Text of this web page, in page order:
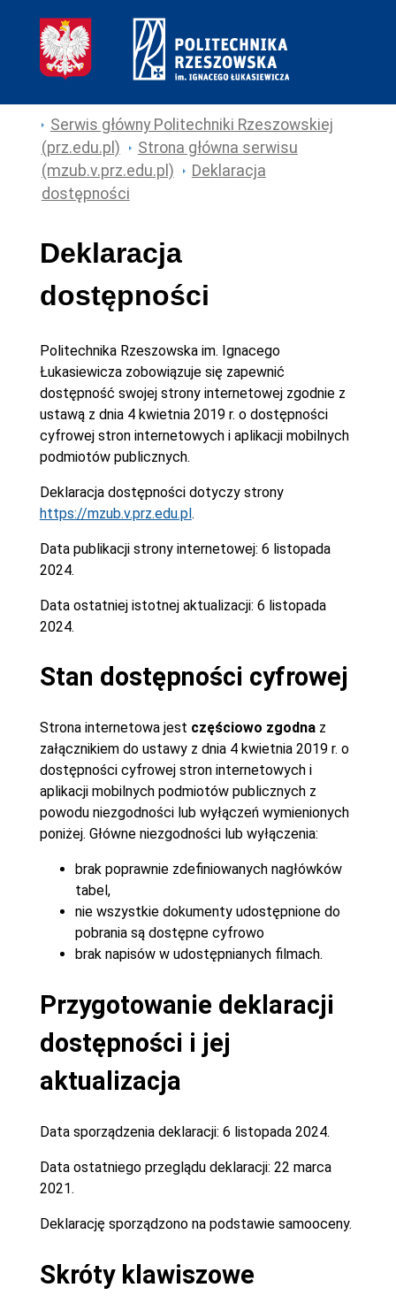
Serwis główny Politechniki Rzeszowskiej
(prz.edu.pl)
Strona główna serwisu
(mzub.v.prz.edu.pl)
Deklaracja
dostępności
Deklaracja
dostępności
Politechnika Rzeszowska im. Ignacego
Łukasiewiczazobowiązuje się zapewnić
dostępność swojej strony internetowej zgodnie z
ustawą z dnia 4 kwietnia 2019 r. o dostępności
cyfrowej stron internetowych i aplikacji mobilnych
podmiotów publicznych.
Deklaracja dostępności dotyczy strony
https://mzub.v.prz.edu.pl.
Data publikacji strony internetowej: 6 listopada
2024.
Data ostatniej istotnej aktualizacji: 6 listopada
2024.
Stan dostępności cyfrowej
Strona internetowa jest częściowo zgodna z
załącznikiem do ustawy z dnia 4 kwietnia 2019 r. o
dostępności cyfrowej stron internetowych i
aplikacji mobilnych podmiotów publicznych z
powodu niezgodności lub wyłączeń wymienionych
poniżej. Główne niezgodności lub wyłączenia:
brak poprawnie zdefiniowanych nagłówków
tabel,
nie wszystkie dokumenty udostępnione do
pobrania są dostępne cyfrowo
brak napisów w udostępnianych filmach.
Przygotowanie deklaracji
dostępności i jej
aktualizacja
Data sporządzenia deklaracji: 6 listopada 2024.
Data ostatniego przeglądu deklaracji: 22 marca
2021.
Deklarację sporządzono na podstawie samooceny.
Skróty klawiszowe